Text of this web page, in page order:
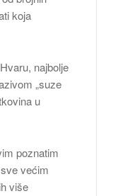
koja
najbolje
„suze
u
poznatim
većim
više